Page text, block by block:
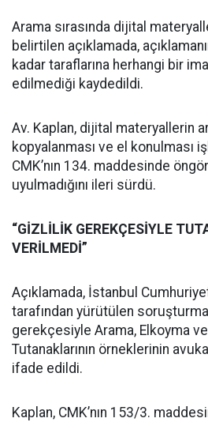
Arama sırasında dijital
belirtilen açıklamada,
kadar taraflarına herhangi bir
edilmediği kaydedildi.
Av. Kaplan, dijital materyallerin
kopyalanması ve el konulması
CMK’nın 134. maddesinde
uyulmadığını ileri sürdü.
“GİZLİLİK GEREKÇESİYLE
VERİLMEDİ”
Açıklamada, İstanbul Cumhuriyet
tarafından yürütülen
gerekçesiyle Arama, Elkoyma
Tutanaklarının örneklerinin
ifade edildi.
Kaplan, CMK’nın 153/3.